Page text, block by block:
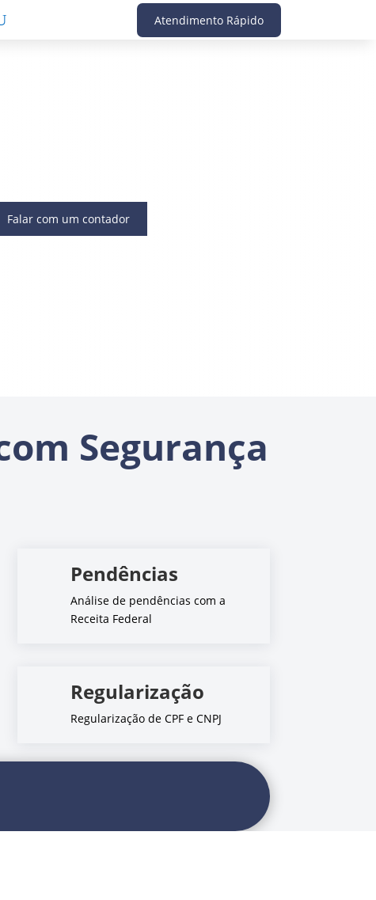
Atendimento Rápido
Falar com um contador
Segurança
Pendências
Análise de pendências com a
Receita Federal
Regularização
Regularização de CPF e CNPJ